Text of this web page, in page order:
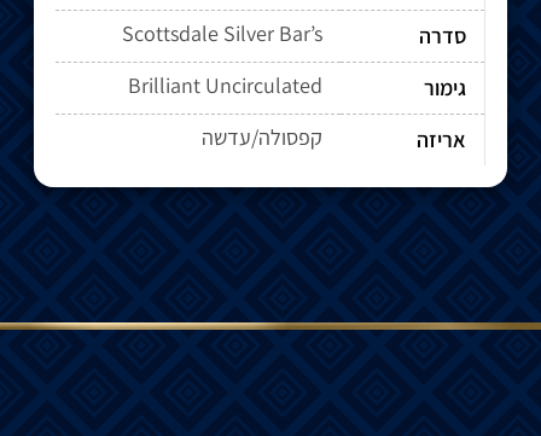
סדרה
Scottsdale Silver Bar’s
גימור
Brilliant Uncirculated
אריזה
קפסולה/עדשה